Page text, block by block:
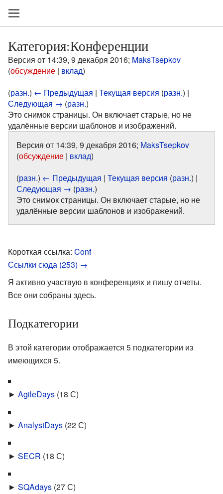
Категория:Конференции
Версия от 14:39, 9 декабря 2016; MaksTsepkov
(обсуждение | вклад)
(разн.) ← Предыдущая | Текущая версия (разн.) |
Следующая → (разн.)
Это снимок страницы. Он включает старые, но не
удалённые версии шаблонов и изображений.
Версия от 14:39, 9 декабря 2016; MaksTsepkov
(обсуждение | вклад)
(разн.) ← Предыдущая | Текущая версия (разн.) |
Следующая → (разн.)
Это снимок страницы. Он включает старые, но не
удалённые версии шаблонов и изображений.
Короткая ссылка: Conf
Ссылки сюда (253) →
Я активно участвую в конференциях и пишу отчеты.
Все они собраны здесь.
Подкатегории
В этой категории отображается 5 подкатегории из
имеющихся 5.
► AgileDays (18 С)
► AnalystDays (22 С)
► SECR (18 С)
► SQAdays (27 С)